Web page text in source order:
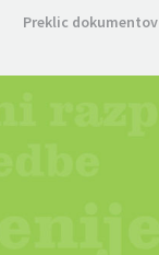
Preklic dokumentov